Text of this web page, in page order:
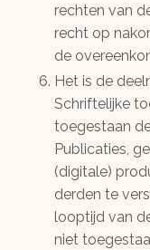
rechten van
recht op
de
Het is de
Schriftelijke
toegestaan
Publicaties,
(digitale)
derden te
looptijd van
niet